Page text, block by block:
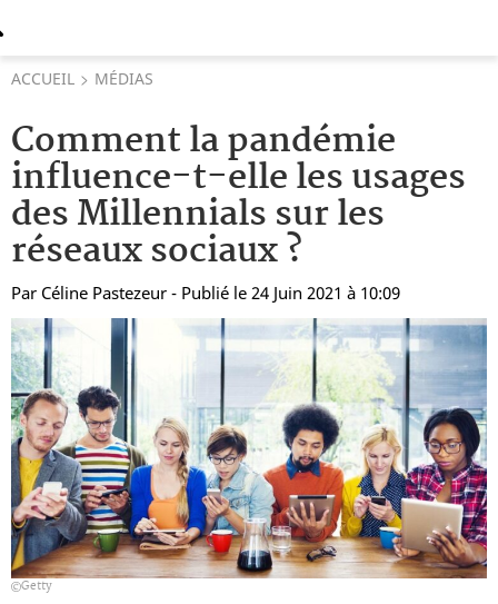
ACCUEIL MÉDIAS
Comment la pandémie
influence-t-elle les usages
des Millennials sur les
réseaux sociaux ?
Par Céline Pastezeur - Publié le 24 Juin 2021 à 10:09
Getty